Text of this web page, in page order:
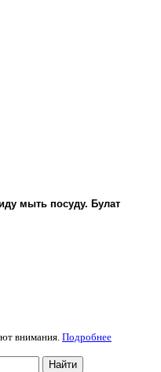
мыть посуду. Булат
внимания. Подробнее
Найти